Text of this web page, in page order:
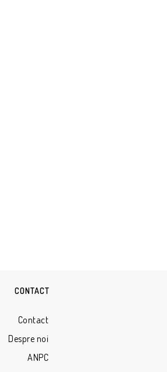
CONTACT
Contact
Despre noi
ANPC